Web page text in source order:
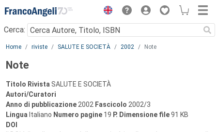
Menu
Cerca:
Main content
Home riviste SALUTE E SOCIETÀ 2002 Note
Note
Titolo Rivista SALUTE E SOCIETÀ
Autori/Curatori
Anno di pubblicazione 2002 Fascicolo 2002/3
Lingua Italiano Numero pagine 19 P. Dimensione file91 KB
DOI